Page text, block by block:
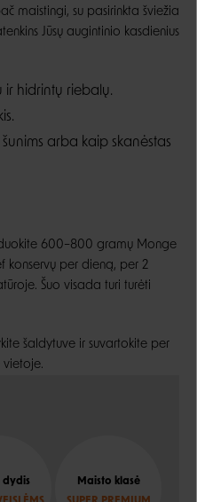
maistingi, su pasirinkta šviežia
Jūsų augintinio kasdienius
ir hidrintų riebalų.
arba kaip skanėstas
600–800 gramų Monge
konservų per dieną, per 2
Šuo visada turi turėti
šaldytuve ir suvartokite per
vietoje.
dydis
Maisto klasė